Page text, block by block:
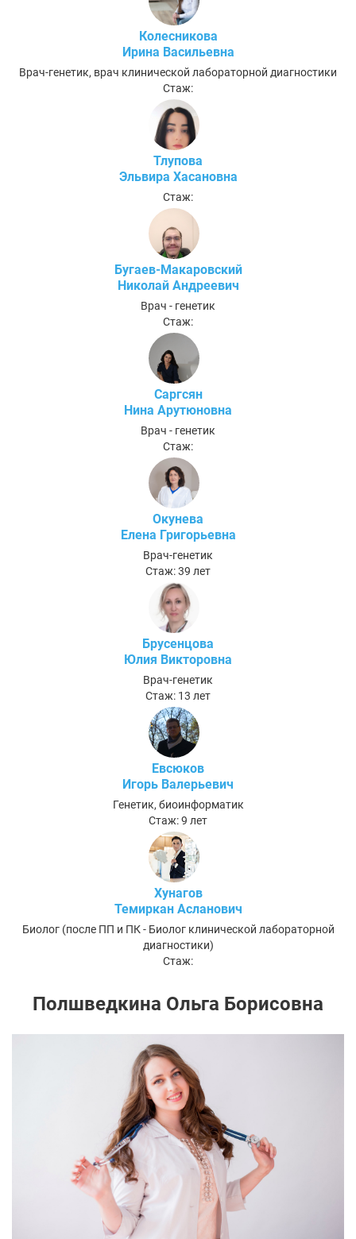
Колесникова
Ирина Васильевна
Врач-генетик, врач клинической лабораторной диагностики
Стаж:
Тлупова
Эльвира Хасановна
Стаж:
Бугаев-Макаровский
Николай Андреевич
Врач - генетик
Стаж:
Саргсян
Нина Арутюновна
Врач - генетик
Стаж:
Окунева
Елена Григорьевна
Врач-генетик
Стаж: 39 лет
Брусенцова
Юлия Викторовна
Врач-генетик
Стаж: 13 лет
Евсюков
Игорь Валерьевич
Генетик, биоинформатик
Стаж: 9 лет
Хунагов
Темиркан Асланович
Биолог (после ПП и ПК - Биолог клинической лабораторной
диагностики)
Стаж:
Полшведкина Ольга Борисовна